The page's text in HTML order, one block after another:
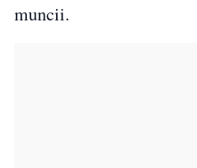
muncii.